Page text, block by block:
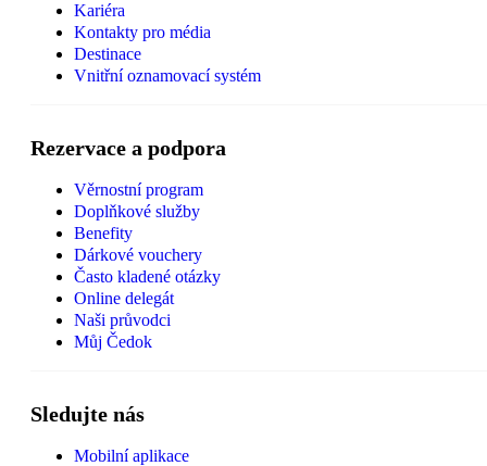
Kariéra
Kontakty pro média
Destinace
Vnitřní oznamovací systém
Rezervace a podpora
Věrnostní program
Doplňkové služby
Benefity
Dárkové vouchery
Často kladené otázky
Online delegát
Naši průvodci
Můj Čedok
Sledujte nás
Mobilní aplikace